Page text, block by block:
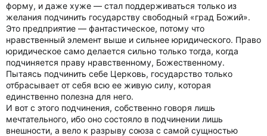
форму, и даже хуже — стал поддерживаться только из
желания подчинить государству свободный «град Божий».
Это предприятие — фантастическое, потому что
нравственный элемент выше и сильнее юридического. Право
юридическое само делается сильно только тогда, когда
подчиняется праву нравственному, Божественному.
Пытаясь подчинить себе Церковь, государство только
отбрасывает от себя всю ее живую силу, которая
единственно полезна для него.
И вот с этого подчинения, собственно говоря лишь
мечтательного, ибо оно состояло в подчинении лишь
внешности, а вело к разрыву союза с самой сущностью